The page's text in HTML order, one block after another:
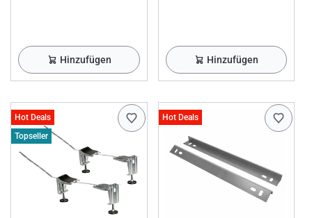
Hinzufügen Hinzufügen
Hot Deals
Topseller
Hot Deals